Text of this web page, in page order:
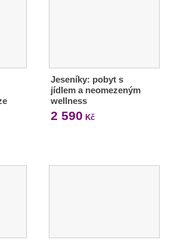
Jeseníky: pobyt s
jídlem a neomezeným
wellness
2 590 Kč